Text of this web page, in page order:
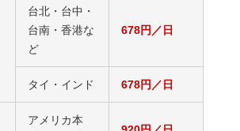
台北・台中・
台南・香港な
ど
678円／日
タイ・インド 678円／日
アメリカ本